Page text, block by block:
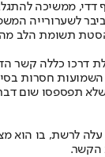
דדי, ממשיכה
לשערורייה
תשומת הלב
דרכו כללה קשר
השמועות חסרות
הקשר.